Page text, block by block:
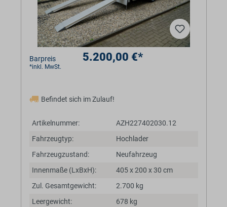
Barpreis 5.200,00 €*
*inkl. MwSt.
Befindet sich im Zulauf!
Artikelnummer:
AZH227402030.12
Fahrzeugtyp:
Hochlader
Fahrzeugzustand:
Neufahrzeug
Innenmaße (LxBxH):
405 x 200 x 30 cm
Zul. Gesamtgewicht:
2.700 kg
Leergewicht:
678 kg